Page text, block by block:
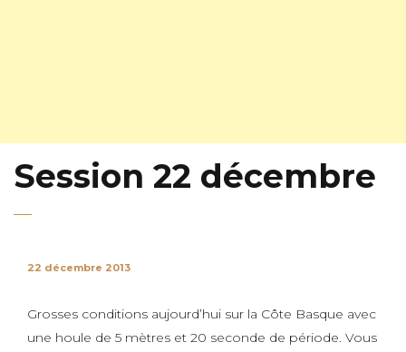
Session 22 décembre
22 décembre 2013
Grosses conditions aujourd’hui sur la Côte Basque avec
une houle de 5 mètres et 20 seconde de période. Vous